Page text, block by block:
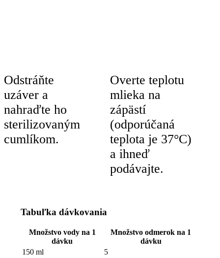
Odstráňte
uzáver a
nahraďte ho
sterilizovaným
cumlíkom.
Overte teplotu
mlieka na
zápästí
(odporúčaná
teplota je 37°C)
a ihneď
podávajte.
Tabuľka dávkovania
Množstvo vody na 1
dávku
Množstvo odmerok na 1
dávku
150 ml
5